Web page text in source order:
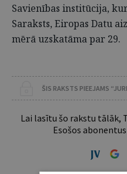
Savienības institūcija,
Saraksts, Eiropas Datu
mērā uzskatāma par 29.
ŠIS RAKSTS PIEEJAMS
Lai lasītu šo rakstu tālāk,
Esošos